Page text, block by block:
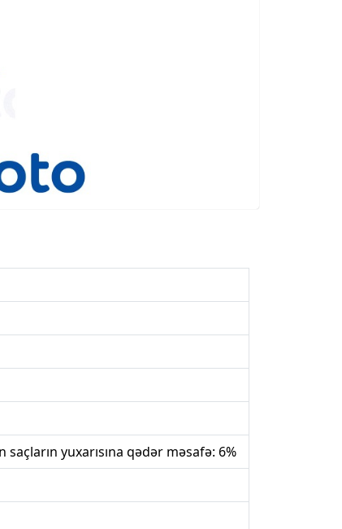
yuxarısına qədər məsafə: 6%